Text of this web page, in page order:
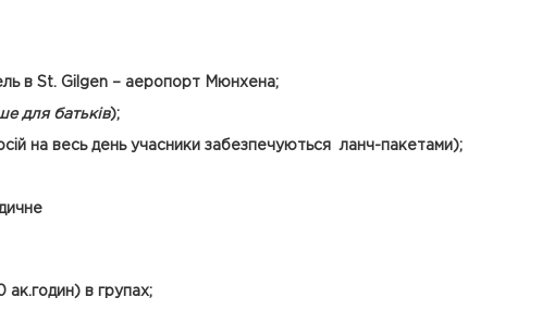
в St. Gilgen – аеропорт Мюнхена;
для батьків);
на весь день учасники забезпечуються ланч-пакетами);
ак.годин) в групах;